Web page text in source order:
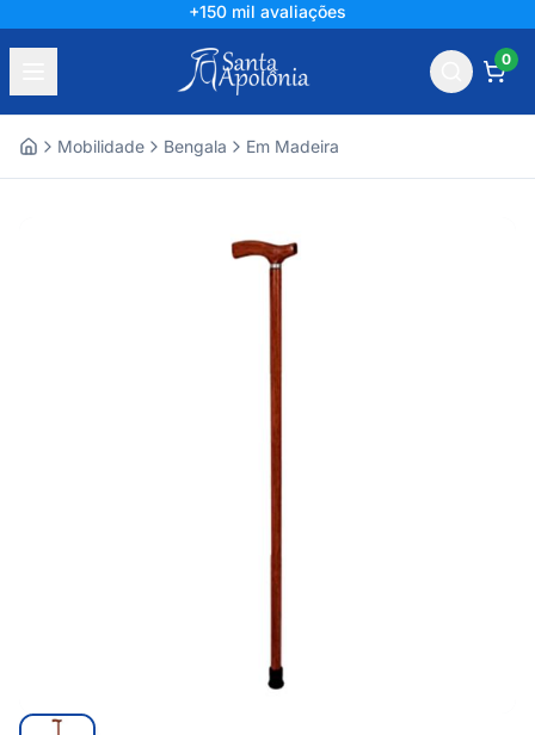
+150 mil avaliações
0
Mobilidade Bengala Em Madeira